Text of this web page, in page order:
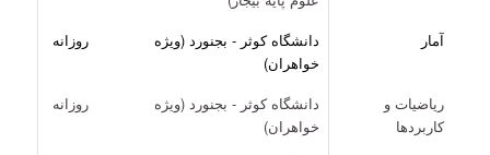
آمار
دانشگاه کوثر - بجنورد (ویژه
خواهران)
روزانه
ریاضیات و
کاربردها
دانشگاه کوثر - بجنورد (ویژه
خواهران)
روزانه